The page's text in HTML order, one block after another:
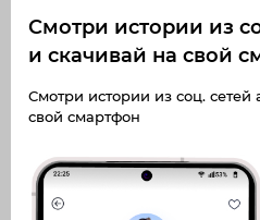
Архивная история
Получите доступ к архивным
публикациям
Загружайте истории без
ограничений
Смотри истории из
и скачивай на свой
Смотри истории из соц.
свой смартфон